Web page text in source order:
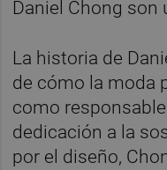
Daniel Chong son
La historia de
de cómo la moda
como
dedicación a la
por el diseño,